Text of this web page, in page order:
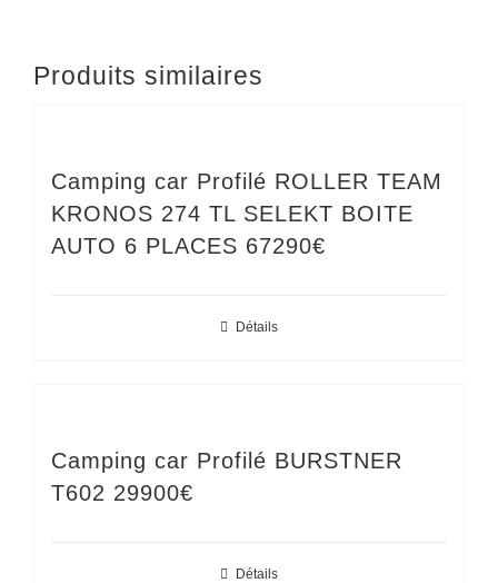
Produits similaires
Camping car Profilé ROLLER TEAM
KRONOS 274 TL SELEKT BOITE
AUTO 6 PLACES 67290€
Détails
Camping car Profilé BURSTNER
T602 29900€
Détails